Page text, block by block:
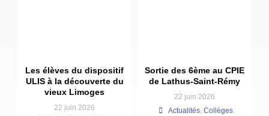
Les élèves du dispositif
ULIS à la découverte du
vieux Limoges
22 juin 2026
Sortie des 6ème au CPIE
de Lathus-Saint-Rémy
22 juin 2026
Actualités, Collèges